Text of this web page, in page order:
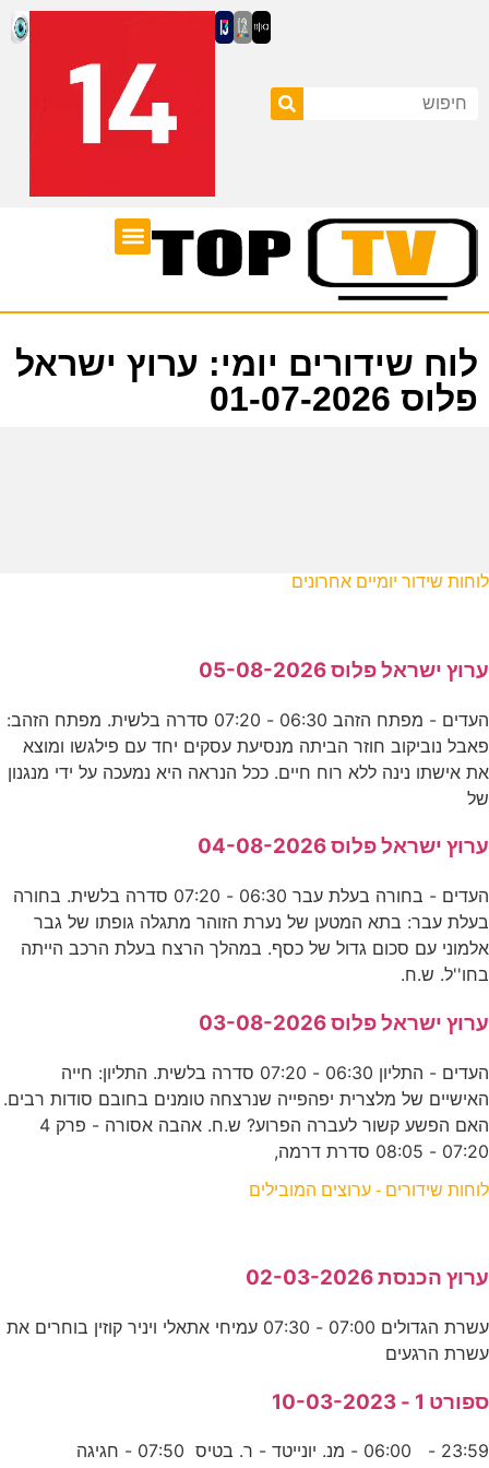
לוח שידורים יומי: ערוץ ישראל
פלוס 01-07-2026
לוחות שידור יומיים אחרונים
ערוץ ישראל פלוס 05-08-2026
העדים - מפתח הזהב 06:30 - 07:20 סדרה בלשית. מפתח הזהב:
פאבל נוביקוב חוזר הביתה מנסיעת עסקים יחד עם פילגשו ומוצא
את אישתו נינה ללא רוח חיים. ככל הנראה היא נמעכה על ידי מנגנון
של
ערוץ ישראל פלוס 04-08-2026
העדים - בחורה בעלת עבר 06:30 - 07:20 סדרה בלשית. בחורה
בעלת עבר: בתא המטען של נערת הזוהר מתגלה גופתו של גבר
אלמוני עם סכום גדול של כסף. במהלך הרצח בעלת הרכב הייתה
בחו''ל. ש.ח.
ערוץ ישראל פלוס 03-08-2026
העדים - התליון 06:30 - 07:20 סדרה בלשית. התליון: חייה
האישיים של מלצרית יפהפייה שנרצחה טומנים בחובם סודות רבים.
האם הפשע קשור לעברה הפרוע? ש.ח. אהבה אסורה - פרק 4
07:20 - 08:05 סדרת דרמה,
לוחות שידורים - ערוצים המובילים
ערוץ הכנסת 02-03-2026
עשרת הגדולים 07:00 - 07:30 עמיחי אתאלי ויניר קוזין בוחרים את
עשרת הרגעים
ספורט 1 - 10-03-2023
23:59 - 06:00 - מנ. יונייטד - ר. בטיס 07:50 - חגיגה